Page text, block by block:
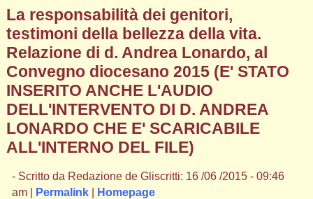
La responsabilità dei genitori,
testimoni della bellezza della vita.
Relazione di d. Andrea Lonardo, al
Convegno diocesano 2015 (E' STATO
INSERITO ANCHE L'AUDIO
DELL'INTERVENTO DI D. ANDREA
LONARDO CHE E' SCARICABILE
ALL'INTERNO DEL FILE)
- Scritto da Redazione de Gliscritti: 16 /06 /2015 - 09:46
am |
Permalink|
Homepage